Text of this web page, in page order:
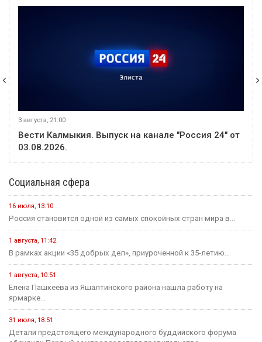
3 августа, 21:00
Вести Калмыкия. Выпуск на канале "Россия 24" от
03.08.2026.
Социальная сфера
16 июля, 13:10
Россия становится одной из самых спокойных стран мира в...
1 августа, 11:42
В рамках акции «35 добрых дел», приуроченной к 35-летию...
1 августа, 10:51
Елена Пашкеева из Яшалтинского района нашла работу на
ярмарке...
31 июля, 18:51
Детали предстоящего международного буддийского форума